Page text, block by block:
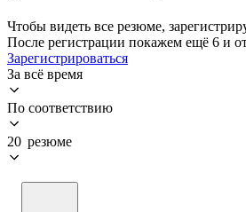
Чтобы видеть все резюме,
После регистрации покажем ещё 6 и
Зарегистрироваться
За всё время
По соответствию
20 резюме